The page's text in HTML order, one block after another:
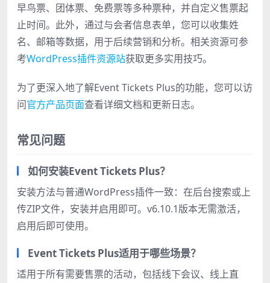
早鸟票、团体票、免费票等多种票种，并自定义售票起
止时间。此外，通过与会者信息表单，您可以收集姓
名、邮箱等数据，用于后续营销和分析。相关资源可参
考WordPress插件资源站获取更多实用技巧。
为了更深入地了解Event Tickets Plus的功能，您可以访
问官方产品页面查看详细文档和更新日志。
常见问题
如何安装Event Tickets Plus？
安装方法与普通WordPress插件一致：在后台搜索或上
传ZIP文件，安装并启用即可。v6.10.1版本无需激活，
启用后即可使用。
Event Tickets Plus适用于哪些场景？
适用于所有需要售票的活动，包括线下会议、线上直